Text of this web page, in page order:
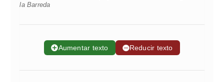
la Barreda
➕Aumentar texto ➖Reducir texto